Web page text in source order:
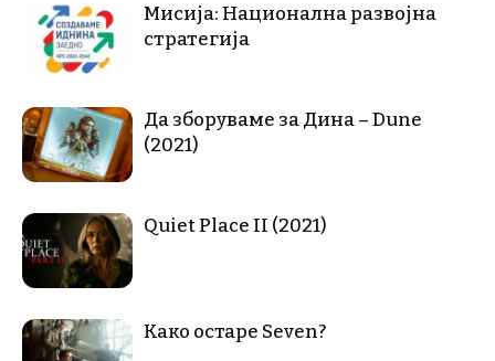
Мисија: Национална развојна
стратегија
Да зборуваме за Дина – Dune
(2021)
Quiet Place II (2021)
Како остаре Seven?